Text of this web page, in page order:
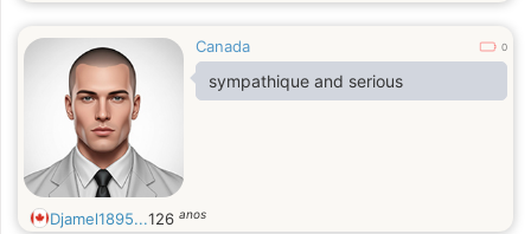
Canada 0
sympathique and serious
Djamel1895...126 anos